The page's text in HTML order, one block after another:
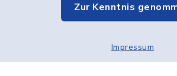
Zur Kenntnis
Impressum
Elektronische
Sitemap